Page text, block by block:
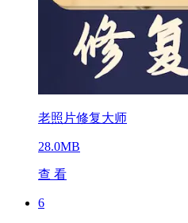
老照片修复大师
28.0MB
查 看
6